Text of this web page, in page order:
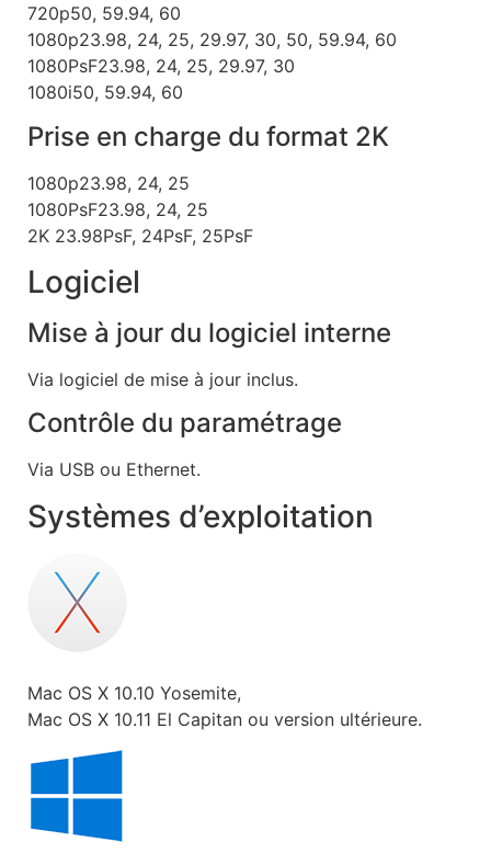
720p50, 59.94, 60
1080p23.98, 24, 25, 29.97, 30, 50, 59.94, 60
1080PsF23.98, 24, 25, 29.97, 30
1080i50, 59.94, 60
Prise en charge du format 2K
1080p23.98, 24, 25
1080PsF23.98, 24, 25
2K 23.98PsF, 24PsF, 25PsF
Logiciel
Mise à jour du logiciel interne
Via logiciel de mise à jour inclus.
Contrôle du paramétrage
Via USB ou Ethernet.
Systèmes d’exploitation
Mac OS X 10.10 Yosemite,
Mac OS X 10.11 El Capitan ou version ultérieure.